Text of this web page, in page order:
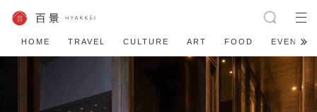
HOME TRAVEL CULTURE ART FOOD EVENT